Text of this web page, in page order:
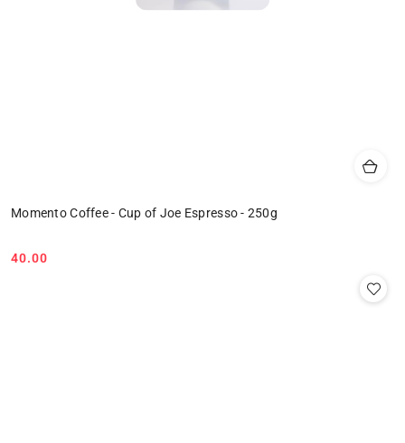
Momento Coffee - Cup of Joe Espresso - 250g
Cena:
40.00